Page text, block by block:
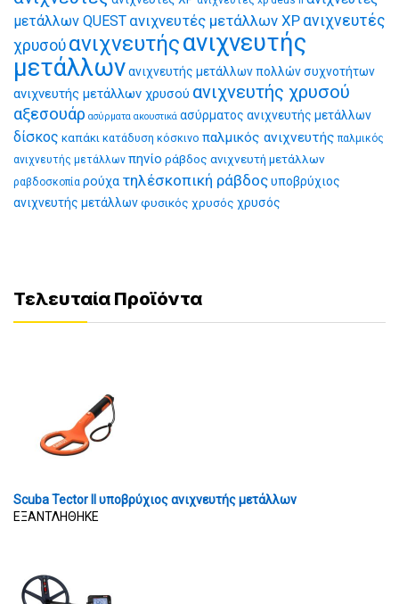
μετάλλων QUEST ανιχνευτές μετάλλων XP ανιχνευτές
χρυσού ανιχνευτήςανιχνευτής
μετάλλωνανιχνευτής μετάλλων πολλών συχνοτήτων
ανιχνευτής μετάλλων χρυσού ανιχνευτής χρυσού
αξεσουάρ ασύρματα ακουστικά ασύρματος ανιχνευτής μετάλλων
δίσκος καπάκι κατάδυση κόσκινο παλμικός ανιχνευτής παλμικός
ανιχνευτής μετάλλων πηνίο ράβδος ανιχνευτή μετάλλων
ραβδοσκοπία ρούχα τηλέσκοπική ράβδοςυποβρύχιος
ανιχνευτής μετάλλωνφυσικός χρυσός χρυσός
Τελευταία Προϊόντα
Scuba Tector II υποβρύχιος ανιχνευτής μετάλλων
ΕΞΑΝΤΛΗΘΗΚΕ